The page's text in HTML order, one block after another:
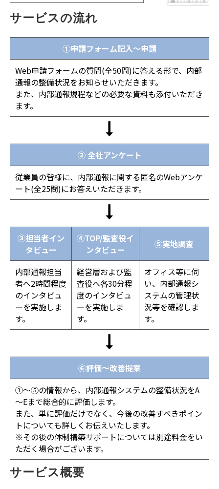
サービスの流れ
①申請フォーム記入～申請
Web申請フォームの質問(全50問)に答える形で、内部
通報の整備状況をお知らせいただきます。
また、内部通報規程などの必要な資料も添付いただき
ます。
② 全社アンケート
従業員の皆様に、内部通報に関する匿名のWebアンケ
ート(全25問)にお答えいただきます。
③担当者イン
タビュー
④TOP/監査役イ
ンタビュー
⑤実地調査
内部通報担当
者へ2時間程度
のインタビュ
ーを実施しま
す。
経営層および監
査役へ各30分程
度のインタビュ
ーを実施しま
す。
オフィス等に伺
い、内部通報シ
ステムの管理状
況等を確認しま
す。
⑥評価～改善提案
①～⑤の情報から、内部通報システムの整備状況をA
～Eまで総合的に評価します。
また、単に評価だけでなく、今後の改善すべきポイン
トについても詳しくお伝えいたします。
※その後の体制構築サポートについては別途料金をい
ただく場合がございます。
サービス概要